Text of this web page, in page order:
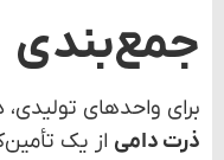
جمع‌بندی
برای واحدهای تولیدی،
ذرت دامی از یک